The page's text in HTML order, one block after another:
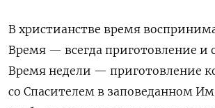
В христианстве время
Время — всегда приготовление и
Время недели — приготовление
со Спасителем в заповеданном